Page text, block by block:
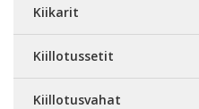
Kiikarit
Kiillotussetit
Kiillotusvahat